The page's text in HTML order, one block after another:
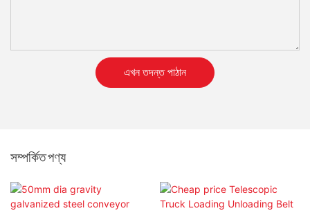
এখন তদন্ত পাঠান
সম্পর্কিত পণ্য